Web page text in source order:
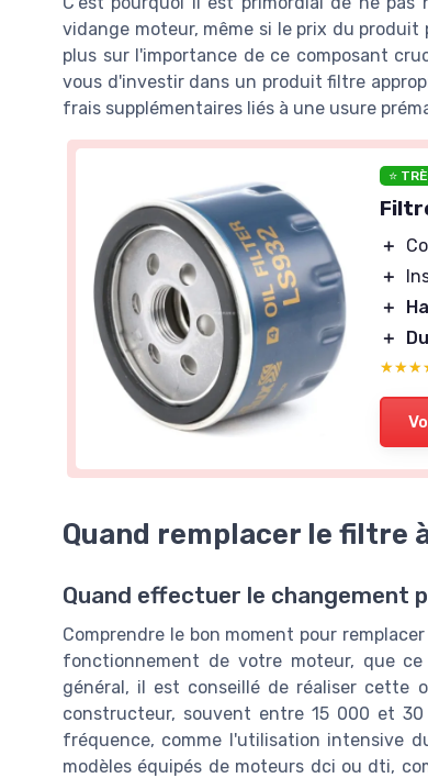
vidange moteur, même si le prix du
plus sur l'importance de ce composant
vous d'investir dans un produit filtre
frais supplémentaires liés à une usure
⭐
＋
＋
＋
＋
Quand remplacer le filtre
Quand effectuer le changement
Comprendre le bon moment pour
fonctionnement de votre moteur, que
général, il est conseillé de réaliser cette
constructeur, souvent entre 15 000 et
fréquence, comme l'utilisation intensive
modèles équipés de moteurs dci ou dti,